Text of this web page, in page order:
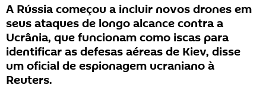
A Rússia começou a incluir novos drones em
seus ataques de longo alcance contra a
Ucrânia, que funcionam como iscas para
identificar as defesas aéreas de Kiev, disse
um oficial de espionagem ucraniano à
Reuters.